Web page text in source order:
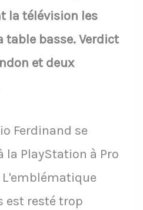
la télévision les
table basse. Verdict
et deux
Ferdinand se
la PlayStation à Pro
L'emblématique
est resté trop